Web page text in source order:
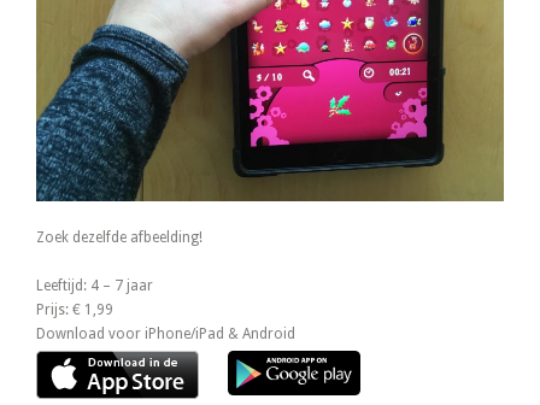
Zoek dezelfde afbeelding!
Leeftijd: 4 – 7 jaar
Prijs: € 1,99
Download voor iPhone/iPad & Android